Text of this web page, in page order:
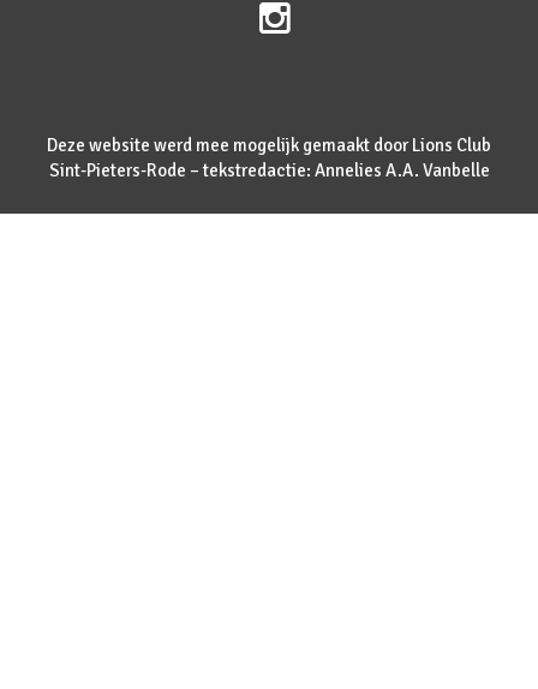
Deze website werd mee mogelijk gemaakt door Lions Club
Sint-Pieters-Rode – tekstredactie: Annelies A.A. Vanbelle